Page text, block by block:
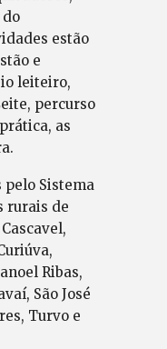
estão
e
leiteiro,
percurso
as
pelo Sistema
rurais de
Ribas,
São José
Turvo e